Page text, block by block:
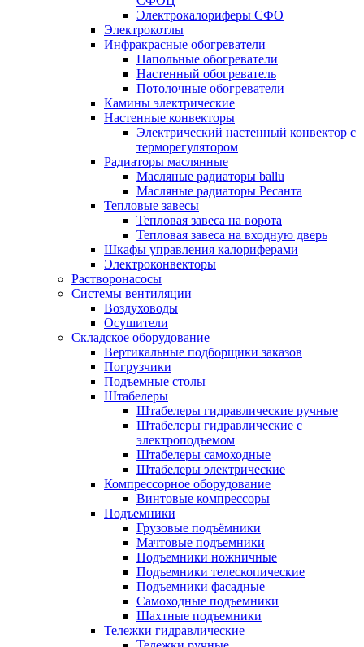
Электрокалориферы СФО
Электрокотлы
Инфракрасные обогреватели
Напольные обогреватели
Настенный обогреватель
Потолочные обогреватели
Камины электрические
Настенные конвекторы
Электрический настенный конвектор с
терморегулятором
Радиаторы маслянные
Масляные радиаторы ballu
Масляные радиаторы Ресанта
Тепловые завесы
Тепловая завеса на ворота
Тепловая завеса на входную дверь
Шкафы управления калориферами
Электроконвекторы
Растворонасосы
Системы вентиляции
Воздуховоды
Осушители
Складское оборудование
Вертикальные подборщики заказов
Погрузчики
Подъемные столы
Штабелеры
Штабелеры гидравлические ручные
Штабелеры гидравлические с
электроподъемом
Штабелеры самоходные
Штабелеры электрические
Компрессорное оборудование
Винтовые компрессоры
Подъемники
Грузовые подъёмники
Мачтовые подъемники
Подъемники ножничные
Подъемники телескопические
Подъемники фасадные
Самоходные подъемники
Шахтные подъемники
Тележки гидравлические